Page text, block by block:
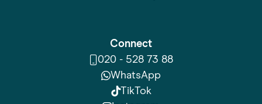
Connect
020 - 528 73 88
WhatsApp
TikTok